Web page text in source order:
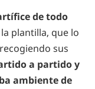
de todo
plantilla, que lo
sus
a partido y
ambiente de